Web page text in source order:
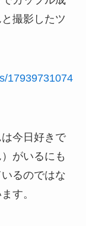
撮影したツ
17939731074
今日好きで
がいるにも
るのではな
す。